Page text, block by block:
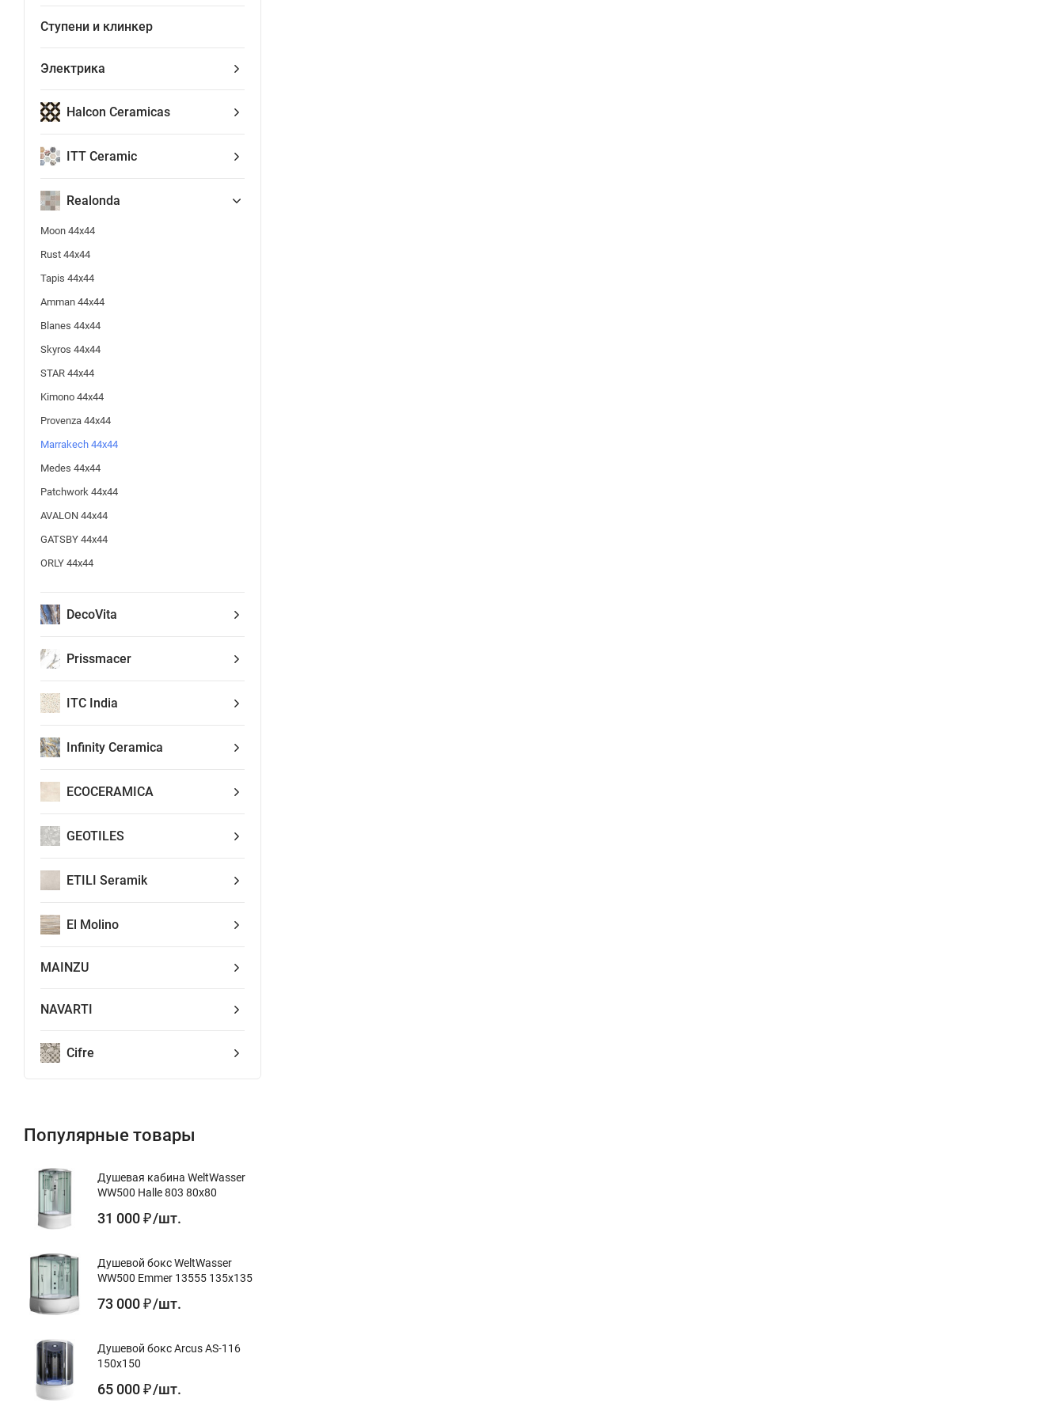
Ступени и клинкер
Электрика
Halcon Ceramicas
ITT Ceramic
Realonda
Moon 44x44
Rust 44x44
Tapis 44x44
Amman 44x44
Blanes 44x44
Skyros 44x44
STAR 44x44
Kimono 44x44
Provenza 44x44
Marrakech 44x44
Medes 44x44
Patchwork 44x44
AVALON 44x44
GATSBY 44x44
ORLY 44x44
DecoVita
Prissmacer
ITC India
Infinity Ceramica
ECOCERAMICA
GEOTILES
ETILI Seramik
El Molino
MAINZU
NAVARTI
Cifre
Популярные товары
Душевая кабина WeltWasser
WW500 Halle 803 80x80
31 000 ₽ /шт.
Душевой бокс WeltWasser
WW500 Emmer 13555 135x135
73 000 ₽ /шт.
Душевой бокс Arcus AS-116
150x150
65 000 ₽ /шт.